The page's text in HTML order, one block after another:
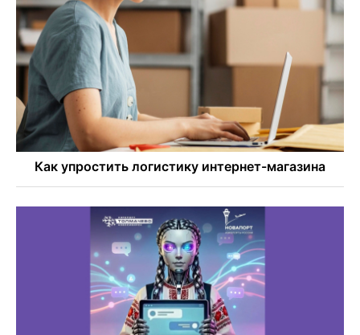
Дольщики долгостроя на Титова в Новосибирске
получили ключи от квартир